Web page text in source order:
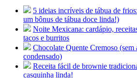
5 ideias incríveis de tábua de
um bônus de tábua doce linda!)
Noite Mexicana: cardápio,
tacos e burritos
Chocolate Quente Cremoso (sem
condensado)
Receita fácil de brownie
casquinha linda!